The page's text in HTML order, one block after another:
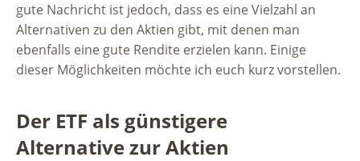
gute Nachricht ist jedoch, dass es eine Vielzahl an
Alternativen zu den Aktien gibt, mit denen man
ebenfalls eine gute Rendite erzielen kann. Einige
dieser Möglichkeiten möchte ich euch kurz vorstellen.
Der ETF als günstigere
Alternative zur Aktien